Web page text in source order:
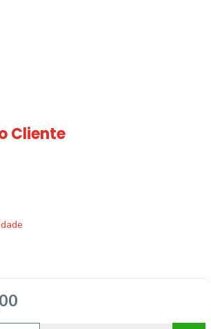
Cliente
Certificada: